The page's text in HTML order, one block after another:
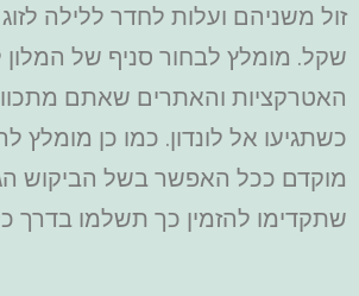
שקל. מומלץ לבחור סניף של המלון
האטרקציות והאתרים שאתם
כשתגיעו אל לונדון. כמו כן מומלץ
מוקדם ככל האפשר בשל הביקוש
שתקדימו להזמין כך תשלמו בדרך